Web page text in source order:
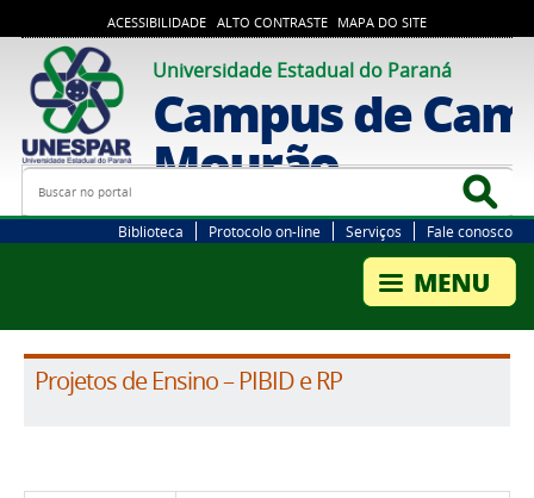
ACESSIBILIDADE ALTO CONTRASTE MAPA DO SITE
Universidade Estadual do Paraná
Campus de
Mourão
Busca
Biblioteca Protocolo on-line Serviços Fale conosco
Projetos de Ensino – PIBID e RP